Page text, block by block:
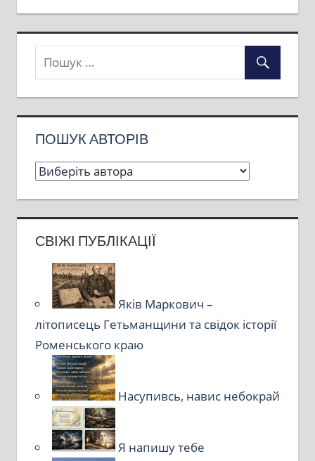
ПОШУК АВТОРІВ
СВІЖІ ПУБЛІКАЦІЇ
Яків Маркович –
літописець Гетьманщини та свідок історії
Роменського краю
Насупивсь, навис небокрай
Я напишу тебе